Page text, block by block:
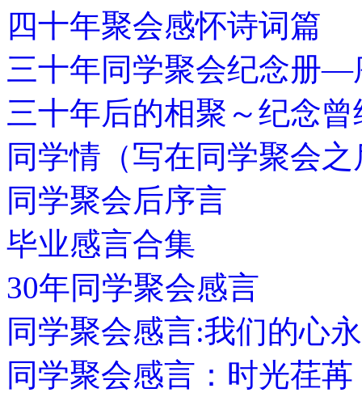
四十年聚会感怀诗词篇
三十年同学聚会纪念册—
三十年后的相聚～纪念
同学情（写在同学聚会之
同学聚会后序言
毕业感言合集
30年同学聚会感言
同学聚会感言:我们的心
同学聚会感言：时光荏